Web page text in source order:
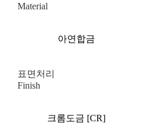
Material
아연합금
표면처리
Finish
크롬도금 [CR]